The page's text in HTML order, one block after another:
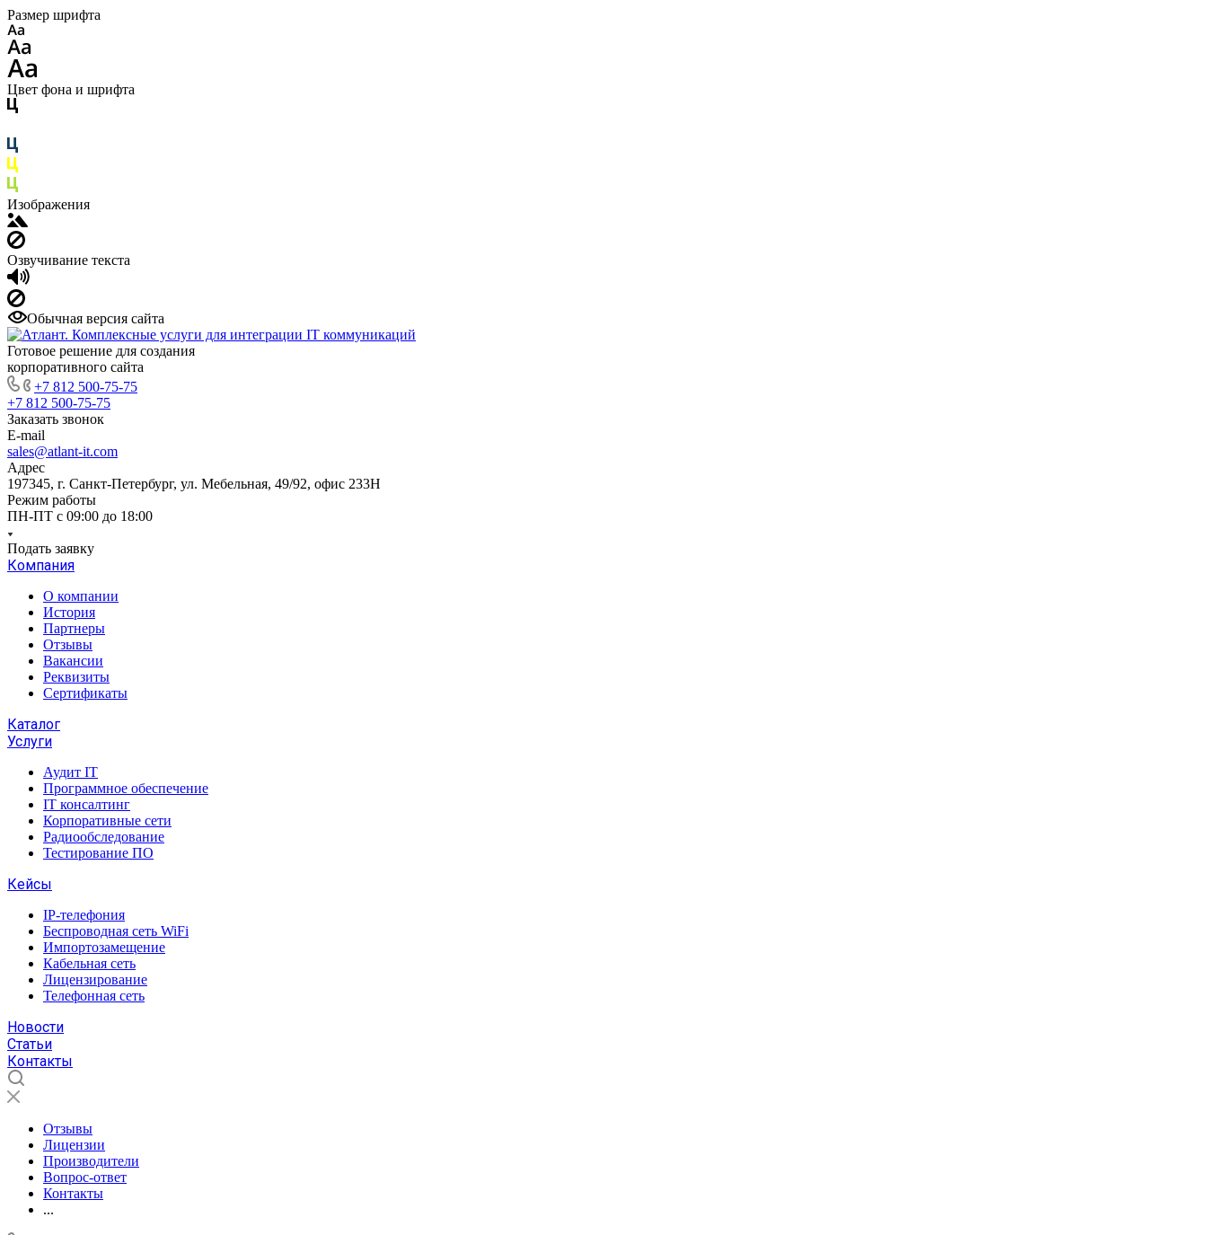
Размер шрифта
Цвет фона и шрифта
Изображения
Озвучивание текста
Обычная версия сайта
Готовое решение для создания
корпоративного сайта
+7 812 500-75-75
+7 812 500-75-75
Заказать звонок
E-mail
sales@atlant-it.com
Адрес
197345, г. Санкт-Петербург, ул. Мебельная, 49/92, офис 233Н
Режим работы
ПН-ПТ с 09:00 до 18:00
Подать заявку
Компания
О компании
История
Партнеры
Отзывы
Вакансии
Реквизиты
Сертификаты
Каталог
Услуги
Аудит IT
Программное обеспечение
IT консалтинг
Корпоративные сети
Радиообследование
Тестирование ПО
Кейсы
IP-телефония
Беспроводная сеть WiFi
Импортозамещение
Кабельная сеть
Лицензирование
Телефонная сеть
Новости
Статьи
Контакты
Отзывы
Лицензии
Производители
Вопрос-ответ
Контакты
...